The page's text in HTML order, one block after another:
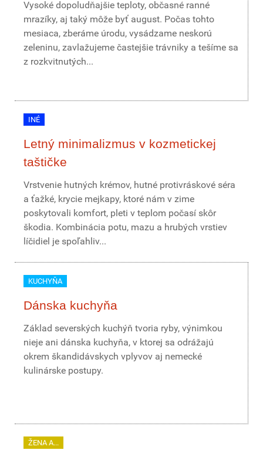
Vysoké dopoludňajšie teploty, občasné ranné
mrazíky, aj taký môže byť august. Počas tohto
mesiaca, zberáme úrodu, vysádzame neskorú
zeleninu, zavlažujeme častejšie trávniky a tešíme sa
z rozkvitnutých...
INÉ
Letný minimalizmus v kozmetickej
taštičke
Vrstvenie hutných krémov, hutné protivráskové séra
a ťažké, krycie mejkapy, ktoré nám v zime
poskytovali komfort, pleti v teplom počasí skôr
škodia. Kombinácia potu, mazu a hrubých vrstiev
líčidiel je spoľahliv...
KUCHYŇA
Dánska kuchyňa
Základ severských kuchýň tvoria ryby, výnimkou
nieje ani dánska kuchyňa, v ktorej sa odrážajú
okrem škandidávskych vplyvov aj nemecké
kulinárske postupy.
ŽENA A...